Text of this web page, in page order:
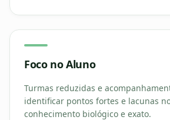
Foco no Aluno
Turmas reduzidas e
identificar pontos fortes e lacunas
conhecimento biológico e exato.